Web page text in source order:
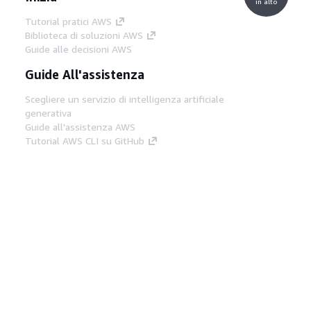
Tutorial pratici AWS
Biblioteca di soluzioni AWS
Guide alle decisioni AWS
Guide All'assistenza
Scegliere un servizio di intelligenza artificiale
generativa
Guide all'assistenza AWS
Tutorial AWS CLI su GitHub